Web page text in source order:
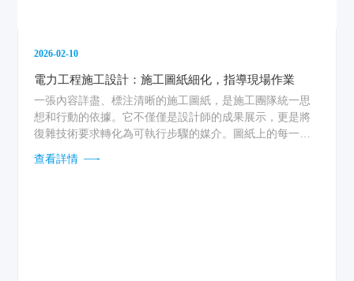
2026-02-10
電力工程施工設計：施工圖紙細化，指導現場作業
一張內容詳盡、標注清晰的施工圖紙，是施工團隊統一思
想和行動的依據。它不僅僅是設計師的成果展示，更是將
復雜技術要求轉化為可執行步驟的媒介。圖紙上的每一根
纜、一臺設備、一處埋管。施工人員通過研讀圖紙，能夠
查看詳情